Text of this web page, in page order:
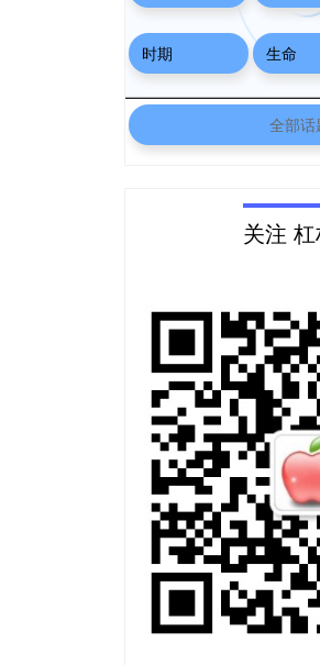
时期 生命
全部
关注